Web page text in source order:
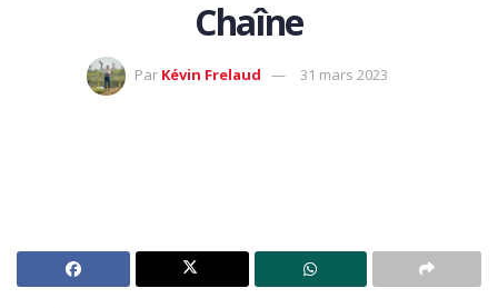
Chaîne
Par Kévin Frelaud 31 mars 2023